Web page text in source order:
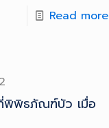
Read more
พิพิธภัณฑ์บัว เมื่อ